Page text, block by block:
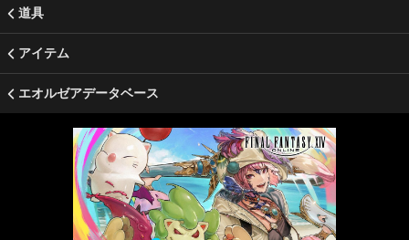
道具
アイテム
エオルゼアデータベース